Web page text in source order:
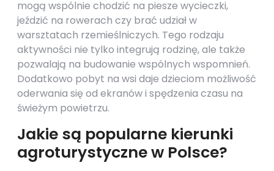
mogą wspólnie chodzić na piesze wycieczki,
jeździć na rowerach czy brać udział w
warsztatach rzemieślniczych. Tego rodzaju
aktywności nie tylko integrują rodzinę, ale także
pozwalają na budowanie wspólnych wspomnień.
Dodatkowo pobyt na wsi daje dzieciom możliwość
oderwania się od ekranów i spędzenia czasu na
świeżym powietrzu.
Jakie są popularne kierunki
agroturystyczne w Polsce?